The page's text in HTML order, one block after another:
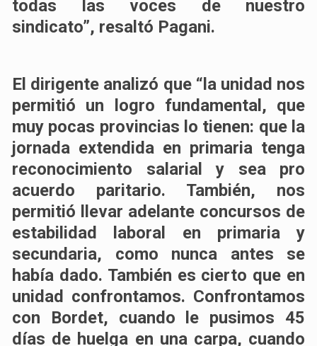
todas las voces de nuestro
sindicato”, resaltó Pagani.
El dirigente analizó que “la unidad nos
permitió un logro fundamental, que
muy pocas provincias lo tienen: que la
jornada extendida en primaria tenga
reconocimiento salarial y sea pro
acuerdo paritario. También, nos
permitió llevar adelante concursos de
estabilidad laboral en primaria y
secundaria, como nunca antes se
había dado. También es cierto que en
unidad confrontamos. Confrontamos
con Bordet, cuando le pusimos 45
días de huelga en una carpa, cuando